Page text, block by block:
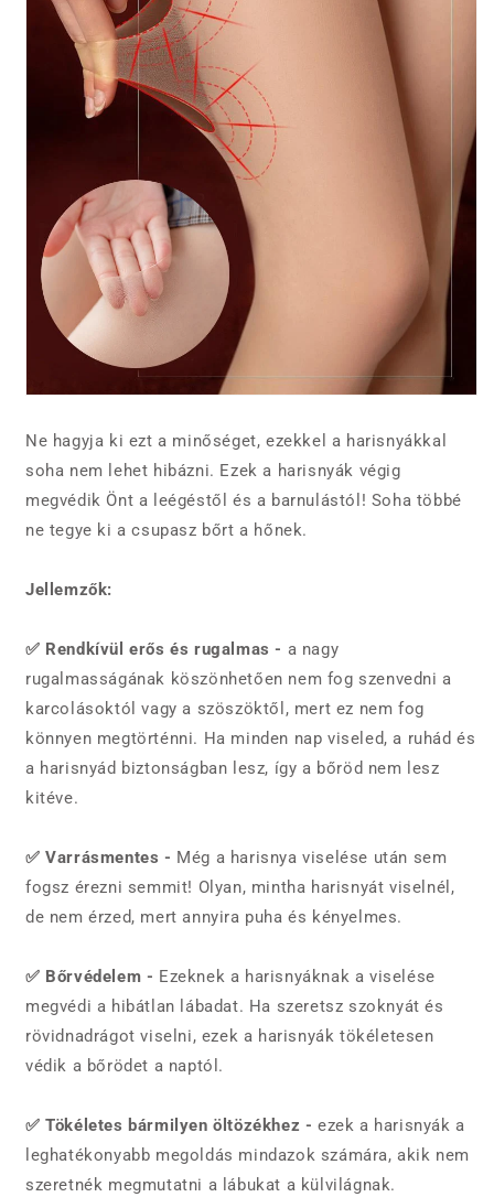
Ne hagyja ki ezt a minőséget, ezekkel a harisnyákkal
soha nem lehet hibázni. Ezek a harisnyák végig
megvédik Önt a leégéstől és a barnulástól! Soha többé
ne tegye ki a csupasz bőrt a hőnek.
Jellemzők:
✅ Rendkívül erős és rugalmas - a nagy
rugalmasságának köszönhetően nem fog szenvedni a
karcolásoktól vagy a szöszöktől, mert ez nem fog
könnyen megtörténni. Ha minden nap viseled, a ruhád és
a harisnyád biztonságban lesz, így a bőröd nem lesz
kitéve.
✅ Varrásmentes - Még a harisnya viselése után sem
fogsz érezni semmit! Olyan, mintha harisnyát viselnél,
de nem érzed, mert annyira puha és kényelmes.
✅ Bőrvédelem - Ezeknek a harisnyáknak a viselése
megvédi a hibátlan lábadat. Ha szeretsz szoknyát és
rövidnadrágot viselni, ezek a harisnyák tökéletesen
védik a bőrödet a naptól.
✅ Tökéletes bármilyen öltözékhez - ezek a harisnyák a
leghatékonyabb megoldás mindazok számára, akik nem
szeretnék megmutatni a lábukat a külvilágnak.